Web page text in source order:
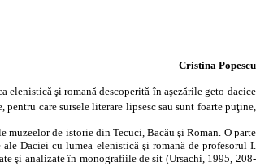
Cristina Popescu
elenistică şi romană descoperită în aşezările geto-dacice
care sursele literare lipsesc sau sunt foarte puţine,
de istorie din Tecuci, Bacău şi Roman. O parte
Daciei cu lumea elenistică şi romană de profesorul I.
şi analizate în monografiile de sit (Ursachi, 1995, 208-